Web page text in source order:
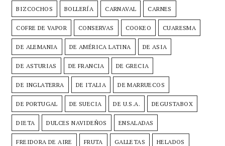
BIZCOCHOS BOLLERÍA CARNAVAL CARNES
COFRE DE VAPOR CONSERVAS COOKEO CUARESMA
DE ALEMANIA DE AMÉRICA LATINA DE ASIA
DE ASTURIAS DE FRANCIA DE GRECIA
DE INGLATERRA DE ITALIA DE MARRUECOS
DE PORTUGAL DE SUECIA DE U.S.A. DEGUSTABOX
DIETA DULCES NAVIDEÑOS ENSALADAS
FREIDORA DE AIRE FRUTA GALLETAS HELADOS